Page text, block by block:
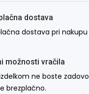
dostava
dostava pri nakupu
možnosti vračila
ne boste
brezplačno.